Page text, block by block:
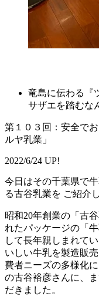
竜島に伝わる『
サザエを踏むな
第１０３回：安全で
ルヤ乳業」￼
2022/6/24 UP!
今日はその千葉県で
る古谷乳業を ご紹介
昭和20年創業の「古
れたパッケージの「
して長年親しまれて
いしい牛乳を製造販
費者ニーズの多様化
の古谷裕彦さんに、
だきました。